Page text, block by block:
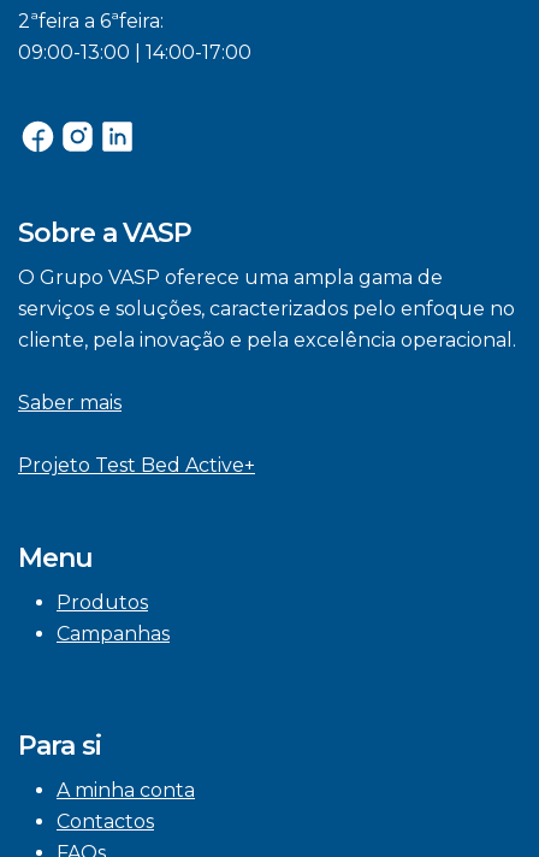
2ªfeira a 6ªfeira:
09:00-13:00 | 14:00-17:00
Sobre a VASP
O Grupo VASP oferece uma ampla gama de
serviços e soluções, caracterizados pelo enfoque no
cliente, pela inovação e pela excelência operacional.
Saber mais
Projeto Test Bed Active+
Menu
Produtos
Campanhas
Para si
A minha conta
Contactos